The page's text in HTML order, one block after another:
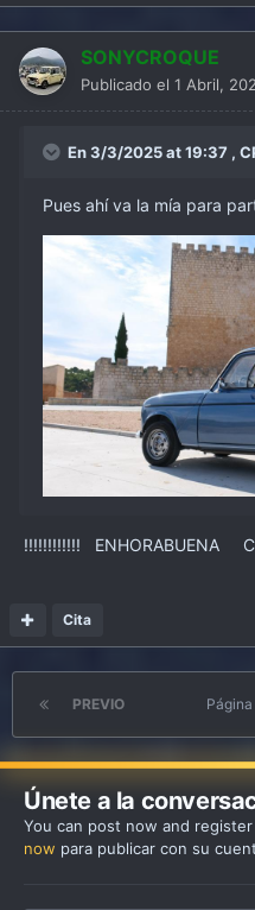
SONYCROQUE
Publicado el 1 Abril,
En 3/3/2025 at 19:37 ,
Pues ahí va la mía para
!!!!!!!!!!!! ENHORABUENA
Cita
PREVIO Página
Únete a la
You can post now and
now para publicar con su